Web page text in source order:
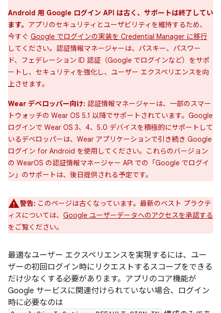
Android 用 Google ログイン API は古く、サポートは終了してい
ます。 アプリのセキュリティとユーザビリティを維持するため、
今すぐ Google でログインの実装を Credential Manager に移行
してください。認証情報マネージャーは、パスキー、パスワー
ド、フェデレーション ID 認証（Google でログインなど）をサポ
ートし、セキュリティを強化し、ユーザー エクスペリエンスを向
上させます。
Wear デベロッパー向け: 認証情報マネージャーは、一部のスマー
トウォッチの Wear OS 5.1 以降でサポートされています。Google
ログインで Wear OS 3、4、5.0 デバイスを積極的にサポートして
いるデベロッパーは、Wear アプリケーションで引き続き Google
ログイン for Android を使用してください。これらのバージョン
の WearOS の認証情報マネージャー API での「Google でログイ
ン」のサポートは、後日提供される予定です。
警告: このページは古くなっています。最新のベスト プラクテ
ィスについては、 Google ユーザーデータへのアクセスを承認する
をご覧ください。
最適なユーザー エクスペリエンスを実現するには、ユー
ザーの初回ログイン時にリクエストするスコープをできる
だけ少なくする必要があります。アプリのコア機能が
Google サービスに関連付けられていない場合、ログイン
時に必要なのは